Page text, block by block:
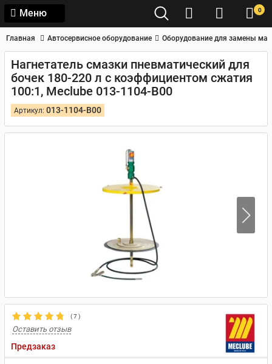
Меню 0
Главная Автосервисное оборудование Оборудование для замены
Нагнетатель смазки пневматический для
бочек 180-220 л с коэффициентом сжатия
100:1, Meclube 013-1104-B00
Артикул: 013-1104-B00
(7)
Оставить отзыв
Предзаказ